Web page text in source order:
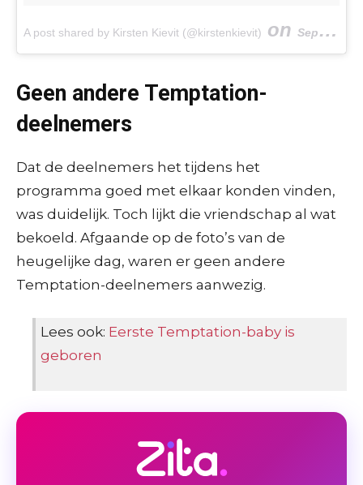
A post shared by Kirsten Kievit (@kirstenkievit) on Sep 16, 2017 at 9:45am PDT
Geen andere Temptation-
deelnemers
Dat de deelnemers het tijdens het
programma goed met elkaar konden vinden,
was duidelijk. Toch lijkt die vriendschap al wat
bekoeld. Afgaande op de foto’s van de
heugelijke dag, waren er geen andere
Temptation-deelnemers aanwezig.
Lees ook: Eerste Temptation-baby is
geboren